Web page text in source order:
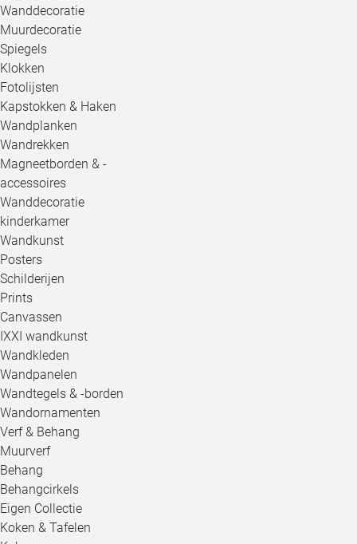
Wanddecoratie
Muurdecoratie
Spiegels
Klokken
Fotolijsten
Kapstokken & Haken
Wandplanken
Wandrekken
Magneetborden & -
accessoires
Wanddecoratie
kinderkamer
Wandkunst
Posters
Schilderijen
Prints
Canvassen
IXXI wandkunst
Wandkleden
Wandpanelen
Wandtegels & -borden
Wandornamenten
Verf & Behang
Muurverf
Behang
Behangcirkels
Eigen Collectie
Koken & Tafelen